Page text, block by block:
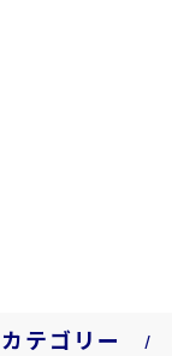
カテゴリー